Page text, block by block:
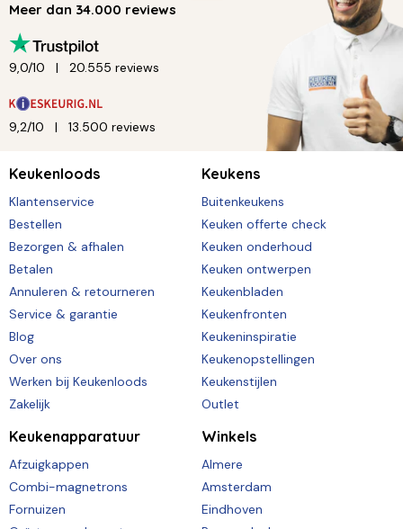
Meer dan 34.000 reviews
9,0/10 20.555 reviews
9,2/10 13.500 reviews
Keukenloods
Klantenservice
Bestellen
Bezorgen & afhalen
Betalen
Annuleren & retourneren
Service & garantie
Blog
Over ons
Werken bij Keukenloods
Zakelijk
Keukens
Buitenkeukens
Keuken offerte check
Keuken onderhoud
Keuken ontwerpen
Keukenbladen
Keukenfronten
Keukeninspiratie
Keukenopstellingen
Keukenstijlen
Outlet
Keukenapparatuur
Afzuigkappen
Combi-magnetrons
Fornuizen
Winkels
Almere
Amsterdam
Eindhoven